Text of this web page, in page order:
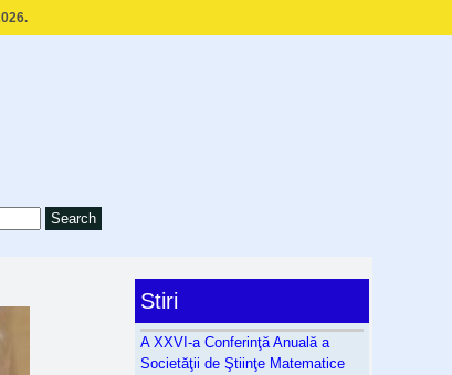
Stiri
A XXVI-a Conferinţă Anuală a
Societăţii de Ştiinţe Matematice